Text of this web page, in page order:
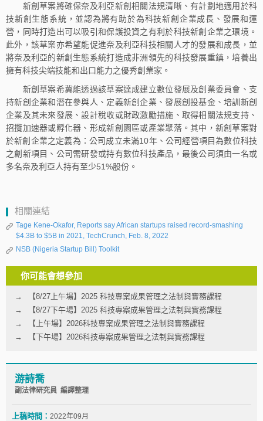
新創草案將確保奈及利亞新創相關法規清晰、有計劃地適用於科
技新創生態系統，並認為將有助於為科技新創企業成長、發展和運
營，同時打造出可以吸引和保護投資之有利於科技新創企業之環境。
此外，該草案亦希望能促進奈及利亞科技相關人才的發展和成長，並
將奈及利亞的新創生態系統打造成非洲領先的科技發展重鎮，培養出
擁有科技尖端技能和出口能力之優秀創業家。
新創草案希冀能透過該草案達成建立數位發展及創業委員會、支
持新創企業和潛在參與人、定義新創企業、發展創投基金、培訓新創
企業及其未來發展、設計稅收或財政激勵措施、取得相關法規支持、
招攬加速器或孵化器、形成新創園區或產業聚落。其中，新創草案對
於新創企業之定義為：公司成立未滿10年、公司經營項目為數位科技
之創新項目、公司需研發或持有數位科技產品，最後公司須由一名或
多名奈及利亞人持有至少51%股份。
相關連結
Tage Kene-Okafor, Reports say African startups raised record-smashing
$4.3B to $5B in 2021, TechCrunch, Feb. 8, 2022
NSB (Nigeria Startup Bill) Toolkit
你可能會想參加
【8/27上午場】2025 科技專案成果管理之法制與實務課程
【8/27下午場】2025 科技專案成果管理之法制與實務課程
【上午場】2026科技專案成果管理之法制與實務課程
【下午場】2026科技專案成果管理之法制與實務課程
游詩喬
副法律研究員 編譯整理
上稿時間： 2022年09月